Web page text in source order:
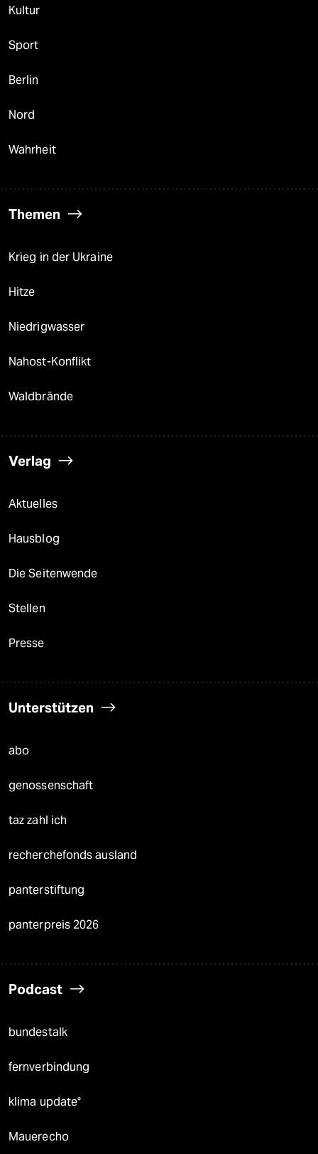
Kultur
Sport
Berlin
Nord
Wahrheit
Themen
Krieg in der Ukraine
Hitze
Niedrigwasser
Nahost-Konflikt
Waldbrände
Verlag
Aktuelles
Hausblog
Die Seitenwende
Stellen
Presse
Unterstützen
abo
genossenschaft
taz zahl ich
recherchefonds ausland
panterstiftung
panterpreis 2026
Podcast
bundestalk
fernverbindung
klima update°
Mauerecho